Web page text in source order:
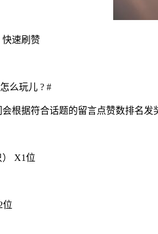
快速刷赞
么玩儿 ? #
根据符合话题的留言点赞数排名发
） X1位
位